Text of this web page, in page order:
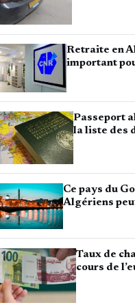
Retraite en
important
Passeport
la liste des
Ce pays du
Algériens
Taux de
cours de